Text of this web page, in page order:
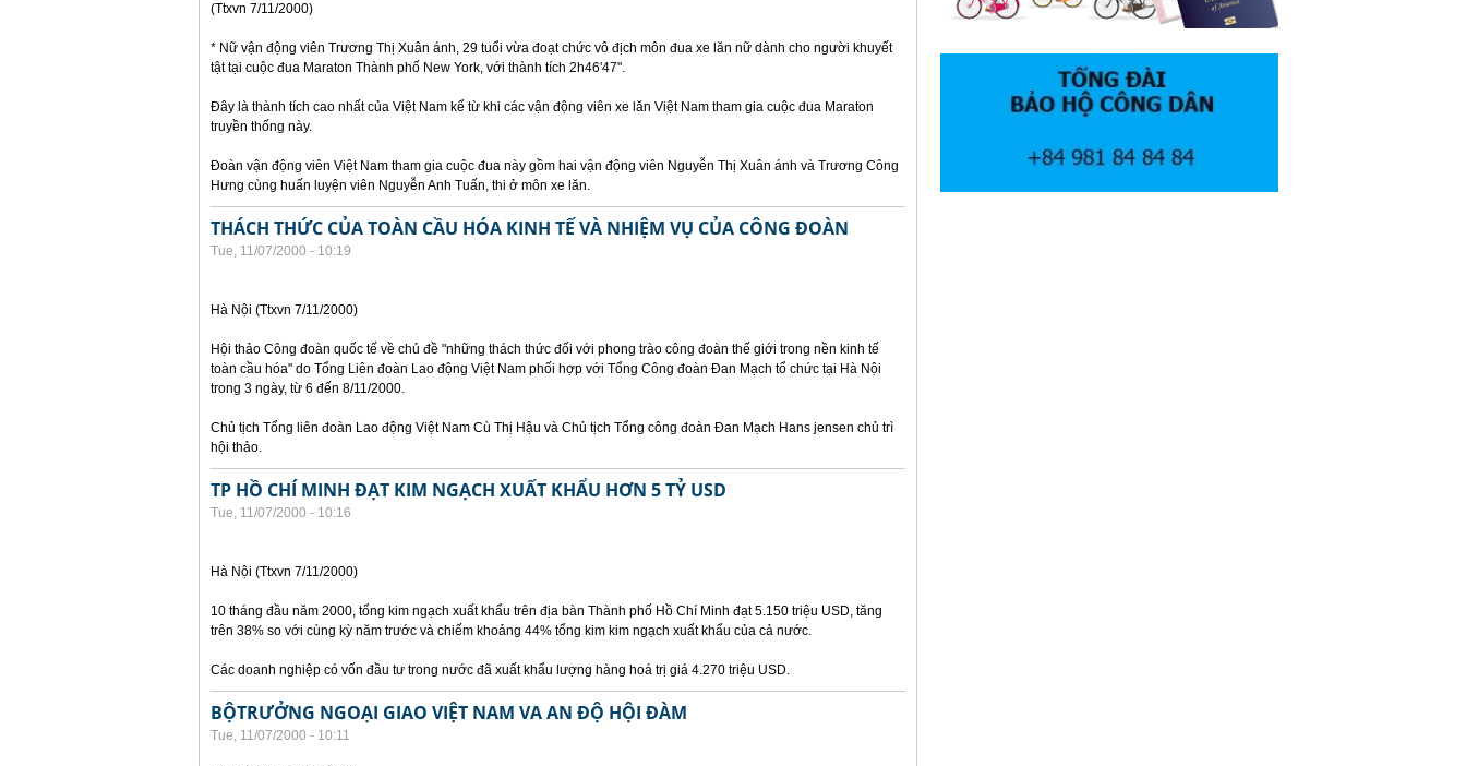
(Ttxvn 7/11/2000)
* Nữ vận động viên Trương Thị Xuân ánh, 29 tuổi vừa đoạt chức vô địch môn đua xe lăn nữ dành cho người khuyết
tật tại cuộc đua Maraton Thành phố New York, với thành tích 2h46'47".
Đây là thành tích cao nhất của Việt Nam kể từ khi các vận động viên xe lăn Việt Nam tham gia cuộc đua Maraton
truyền thống này.
Đoàn vận động viên Việt Nam tham gia cuộc đua này gồm hai vận động viên Nguyễn Thị Xuân ánh và Trương Công
Hưng cùng huấn luyện viên Nguyễn Anh Tuấn, thi ở môn xe lăn.
THÁCH THỨC CỦA TOÀN CẦU HÓA KINH TẾ VÀ NHIỆM VỤ CỦA CÔNG ĐOÀN
Tue, 11/07/2000 - 10:19
Hà Nội (Ttxvn 7/11/2000)
Hội thảo Công đoàn quốc tế về chủ đề "những thách thức đối với phong trào công đoàn thế giới trong nền kinh tế
toàn cầu hóa" do Tổng Liên đoàn Lao động Việt Nam phối hợp với Tổng Công đoàn Đan Mạch tổ chức tại Hà Nội
trong 3 ngày, từ 6 đến 8/11/2000.
Chủ tịch Tổng liên đoàn Lao động Việt Nam Cù Thị Hậu và Chủ tịch Tổng công đoàn Đan Mạch Hans jensen chủ trì
hội thảo.
TP HỒ CHÍ MINH ĐẠT KIM NGẠCH XUẤT KHẨU HƠN 5 TỶ USD
Tue, 11/07/2000 - 10:16
Hà Nội (Ttxvn 7/11/2000)
10 tháng đầu năm 2000, tổng kim ngạch xuất khẩu trên địa bàn Thành phố Hồ Chí Minh đạt 5.150 triệu USD, tăng
trên 38% so với cùng kỳ năm trước và chiếm khoảng 44% tổng kim kim ngạch xuất khẩu của cả nước.
Các doanh nghiệp có vốn đầu tư trong nước đã xuất khẩu lượng hàng hoá trị giá 4.270 triệu USD.
BỘTRƯỞNG NGOẠI GIAO VIỆT NAM VA AN ĐỘ HỘI ĐÀM
Tue, 11/07/2000 - 10:11